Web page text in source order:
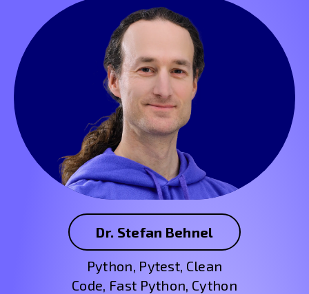
Dr. Stefan Behnel
Python, Pytest, Clean
Code, Fast Python, Cython